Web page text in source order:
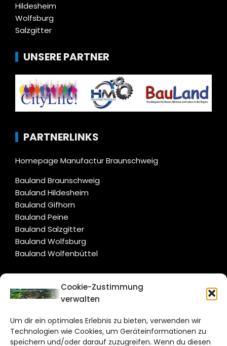
Cookie-Zustimmung
verwalten
Um dir ein optimales Erlebnis zu bieten, verwenden wir
Technologien wie Cookies, um Geräteinformationen zu
speichern und/oder darauf zuzugreifen. Wenn du diesen
Hildesheim
Wolfsburg
Salzgitter
UNSERE PARTNER
PARTNERLINKS
Homepage Manufactur Braunschweig
Bauland Braunschweig
Bauland Hildesheim
Bauland Gifhorn
Bauland Peine
Bauland Salzgitter
Bauland Wolfsburg
Bauland Wolfenbüttel
CITYLIFE!
Bruchtorwall 12
38100 Braunschweig